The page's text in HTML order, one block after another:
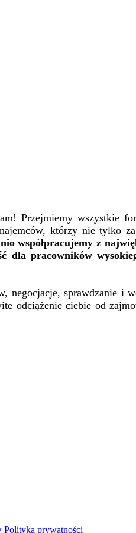
Przejmiemy wszystkie
którzy nie tylko
współpracujemy z
pracowników
negocjacje, sprawdzanie i
odciążenie ciebie od
Polityka prywatności